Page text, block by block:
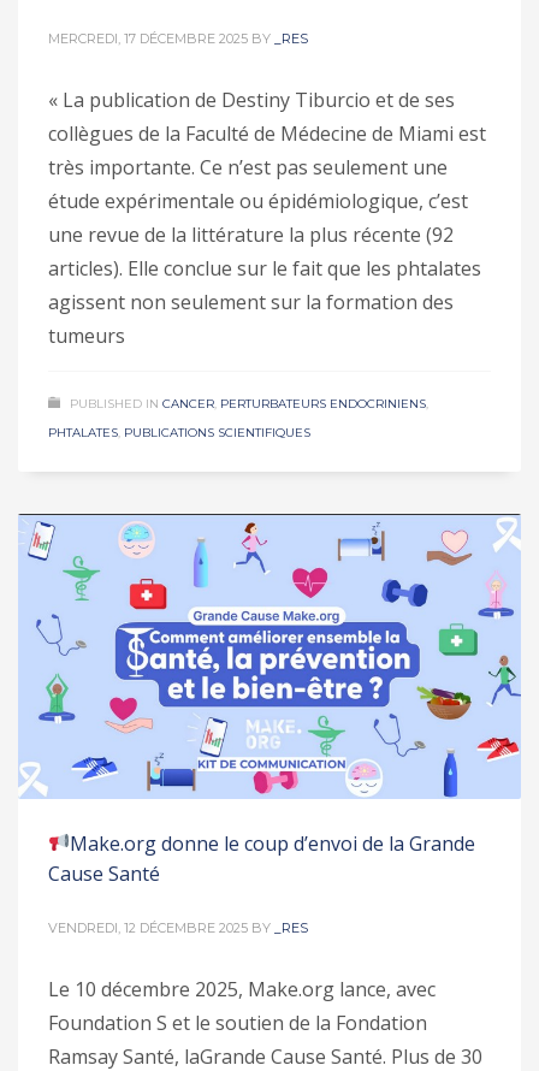
MERCREDI, 17 DÉCEMBRE 2025 BY _RES
« La publication de Destiny Tiburcio et de ses
collègues de la Faculté de Médecine de Miami est
très importante. Ce n’est pas seulement une
étude expérimentale ou épidémiologique, c’est
une revue de la littérature la plus récente (92
articles). Elle conclue sur le fait que les phtalates
agissent non seulement sur la formation des
tumeurs
PUBLISHED IN CANCER, PERTURBATEURS ENDOCRINIENS,
PHTALATES, PUBLICATIONS SCIENTIFIQUES
Make.org donne le coup d’envoi de la Grande
Cause Santé
VENDREDI, 12 DÉCEMBRE 2025 BY _RES
Le 10 décembre 2025, Make.org lance, avec
Foundation S et le soutien de la Fondation
Ramsay Santé, laGrande Cause Santé. Plus de 30